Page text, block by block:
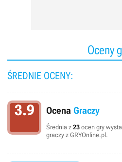
Oceny
ŚREDNIE OCENY:
3.9 Ocena Graczy
Średnia z 23 ocen gry
graczy z GRYOnline.pl.